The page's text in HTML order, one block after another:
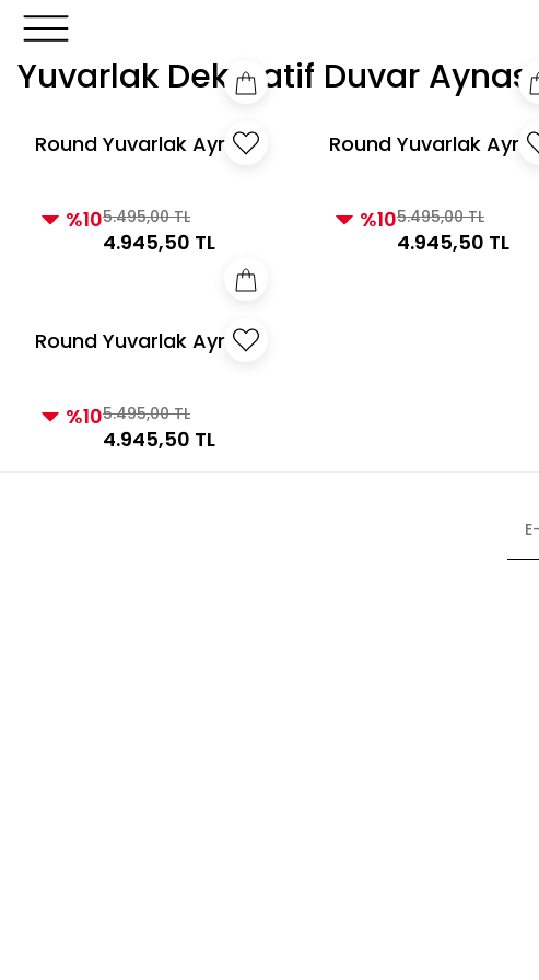
3000 TL ve Üzeri Alışverişlerde Kargo Bedava!
3000 TL ve Üzeri Alışverişlerde Kargo Bedava!
Yuvarlak Dekoratif Duvar Aynası
Round Yuvarlak Ayna
%105.495,00 TL
4.945,50 TL
Round Yuvarlak Ayna
%105.495,00 TL
4.945,50 TL
Round Yuvarlak Ayna
%105.495,00 TL
4.945,50 TL